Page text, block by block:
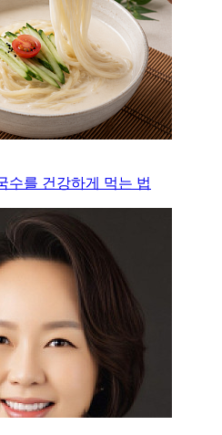
수를 건강하게 먹는 법